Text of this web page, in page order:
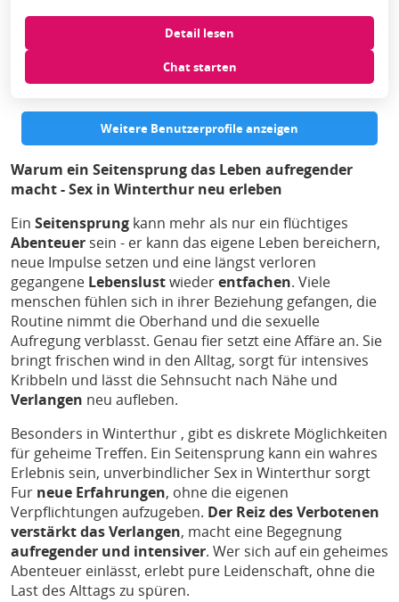
Detail lesen
Chat starten
Weitere Benutzerprofile anzeigen
Warum ein Seitensprung das Leben aufregender
macht - Sex in Winterthur neu erleben
Ein Seitensprung kann mehr als nur ein flüchtiges
Abenteuer sein - er kann das eigene Leben bereichern,
neue Impulse setzen und eine längst verloren
gegangene Lebenslustwiederentfachen. Viele
menschen fühlen sich in ihrer Beziehung gefangen, die
Routine nimmt die Oberhand und die sexuelle
Aufregung verblasst. Genau fier setzt eine Affäre an. Sie
bringt frischen wind in den Alltag, sorgt für intensives
Kribbeln und lässt die Sehnsucht nach Nähe und
Verlangen neu aufleben.
Besonders in Winterthur , gibt es diskrete Möglichkeiten
für geheime Treffen. Ein Seitensprung kann ein wahres
Erlebnis sein, unverbindlicher Sex in Winterthur sorgt
Fur neue Erfahrungen, ohne die eigenen
Verpflichtungen aufzugeben. Der Reiz des Verbotenen
verstärkt das Verlangen, macht eine Begegnung
aufregender und intensiver. Wer sich auf ein geheimes
Abenteuer einlässt, erlebt pure Leidenschaft, ohne die
Last des Alttags zu spüren.